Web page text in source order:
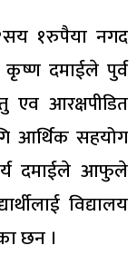
१रुपैया नगद
दमाईले पुर्व
एव आरक्षपीडित
आर्थिक सहयोग
दमाईले आफुले
विद्यालय
छन ।